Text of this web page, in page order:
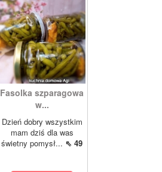
Fasolka szparagowa
w...
Dzień dobry wszystkim
mam dziś dla was
świetny pomysł... ⇖ 49